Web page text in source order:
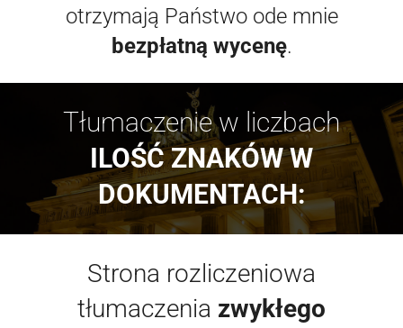
otrzymają Państwo ode mnie
bezpłatną wycenę.
Tłumaczenie w liczbach
ILOŚĆ ZNAKÓW W
DOKUMENTACH:
Strona rozliczeniowa
tłumaczenia zwykłego